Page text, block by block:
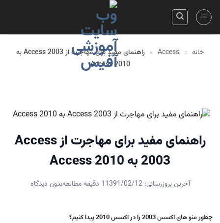
»
راهنمای مفید برای مهاجرت از Access 2003 به
راهنمای مفید برای مهاجرت از Access
1391/02/12 1 دقیقه مطالعه بدون دیدگاه
2010 پیدا کنیم؟